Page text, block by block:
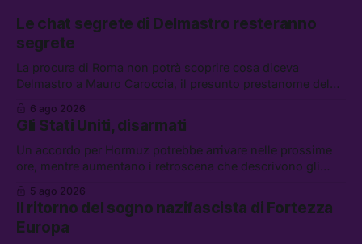
Le chat segrete di Delmastro resteranno
segrete
La procura di Roma non potrà scoprire cosa diceva
Delmastro a Mauro Caroccia, il presunto prestanome del
attacchi in Libano, il governo chiederà 36 miliardi di
flessibilità in armi e energia, e Grokipedia è già stata
abbandonata
6 ago 2026
Gli Stati Uniti, disarmati
Un accordo per Hormuz potrebbe arrivare nelle prossime
ore, mentre aumentano i retroscena che descrivono gli
chi aspetta i dispersi di Ceuta, il boom dei carburanti
diluiti, e quanti attivisti anti data center sono stati arrestati
5 ago 2026
Il ritorno del sogno nazifascista di Fortezza
Europa